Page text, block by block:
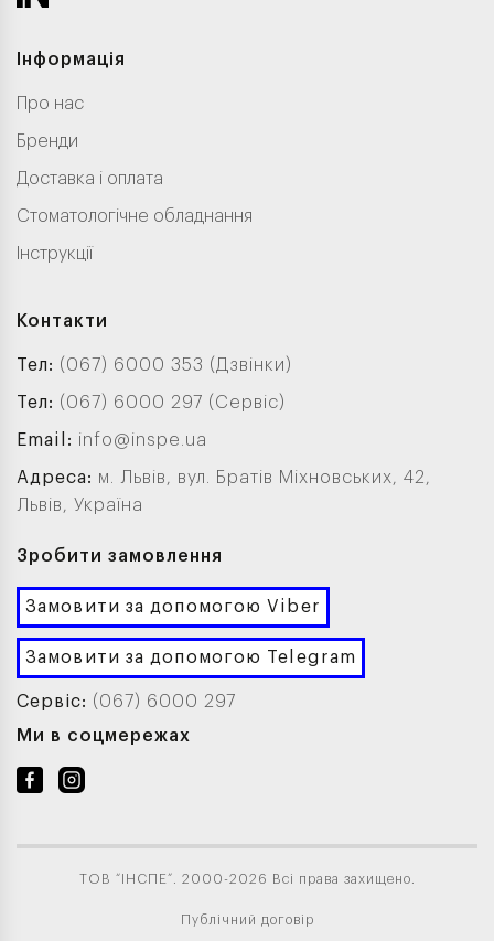
Інформація
Про нас
Бренди
Доставка і оплата
Стоматологічне обладнання
Інструкції
Контакти
Тел: (067) 6000 353 (Дзвінки)
Тел: (067) 6000 297 (Сервіс)
Email: info@inspe.ua
Адреса: м. Львів, вул. Братів Міхновських, 42,
Львів, Україна
Зробити замовлення
Замовити за допомогою Viber
Замовити за допомогою Telegram
Сервіс: (067) 6000 297
Ми в соцмережах
ТОВ “ІНСПЕ”. 2000-2026 Всі права захищено.
Публічний договір